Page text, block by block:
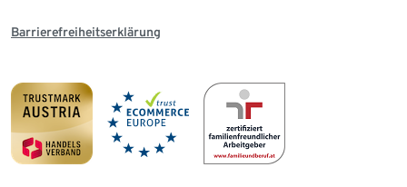
Barrierefreiheitserklärung